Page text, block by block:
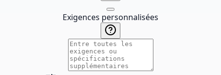
Exigences personnalisées